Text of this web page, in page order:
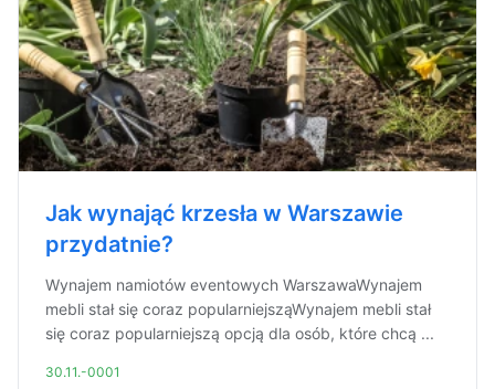
Jak wynająć krzesła w Warszawie
przydatnie?
Wynajem namiotów eventowych WarszawaWynajem
mebli stał się coraz popularniejsząWynajem mebli stał
się coraz popularniejszą opcją dla osób, które chcą ...
30.11.-0001